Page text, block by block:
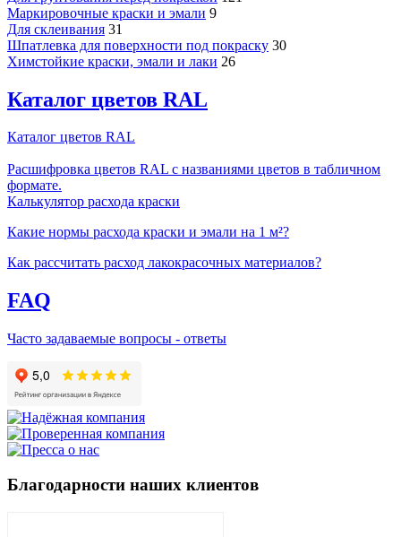
Маркировочные краски и эмали 9
Для склеивания 31
Шпатлевка для поверхности под покраску 30
Химстойкие краски, эмали и лаки 26
Каталог цветов RAL
Каталог цветов RAL
Расшифровка цветов RAL с названиями цветов в табличном
формате.
Калькулятор расхода краски
Какие нормы расхода краски и эмали на 1 м²?
Как рассчитать расход лакокрасочных материалов?
FAQ
Часто задаваемые вопросы - ответы
Благодарности наших клиентов